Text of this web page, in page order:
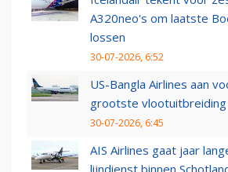
A320neo's om laatste
lossen
30-07-2026, 6:52
US-Bangla Airlines aan
grootste
30-07-2026, 6:45
AIS Airlines gaat jaar
lijndienst binnen